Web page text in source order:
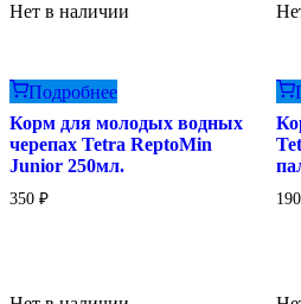
Нет в наличии
Подробнее
Корм для молодых водных
черепах Tetra ReptoMin
Junior 250мл.
350 ₽ 190